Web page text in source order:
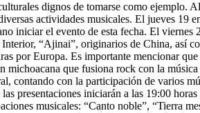
dignos de tomarse como ejemplo.
actividades musicales. El jueves 19
iniciar el evento de esta fecha. El viernes
“Ajinai”, originarios de China, así
por Europa. Es importante mencionar
que fusiona rock con la
contando con la participación de varios
presentaciones iniciarán a las 19:00
musicales: “Canto noble”, “Tierra